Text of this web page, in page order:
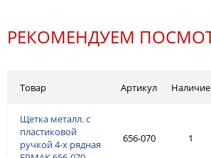
РЕКОМЕНДУЕМ
Товар
Щетка металл. с
пластиковой
ручкой 4-х рядная
Артикул Наличие
656-070 1